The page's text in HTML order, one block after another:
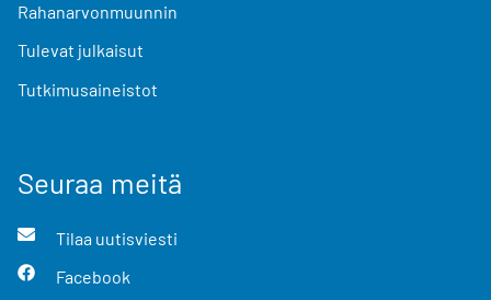
Rahanarvonmuunnin
Tulevat julkaisut
Tutkimusaineistot
Seuraa meitä
Tilaa uutisviesti
Facebook